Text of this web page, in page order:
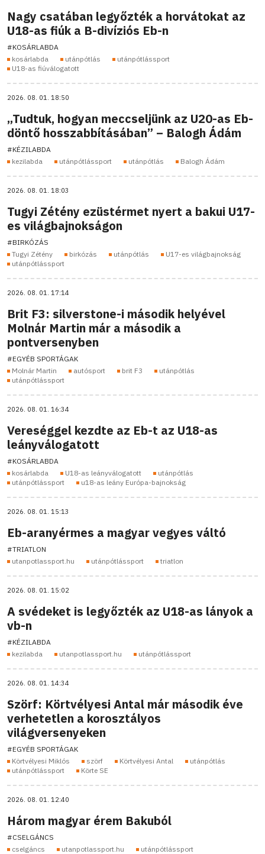
Nagy csatában legyőzték a horvátokat az
U18-as fiúk a B-divíziós Eb-n
#KOSÁRLABDA
kosárlabda
utánpótlás
utánpótlássport
U18-as fiúválogatott
2026. 08. 01. 18:50
„Tudtuk, hogyan meccseljünk az U20-as Eb-
döntő hosszabbításában” – Balogh Ádám
#KÉZILABDA
kezilabda
utánpótlássport utánpótlás Balogh Ádám
2026. 08. 01. 18:03
Tugyi Zétény ezüstérmet nyert a bakui U17-
es világbajnokságon
#BIRKÓZÁS
Tugyi Zétény
birkózás utánpótlás
U17-es világbajnokság
utánpótlássport
2026. 08. 01. 17:14
Brit F3: silverstone-i második helyével
Molnár Martin már a második a
pontversenyben
#EGYÉB SPORTÁGAK
Molnár Martin
autósport brit F3
utánpótlás
utánpótlássport
2026. 08. 01. 16:34
Vereséggel kezdte az Eb-t az U18-as
leányválogatott
#KOSÁRLABDA
kosárlabda
U18-as leányválogatott
utánpótlás
utánpótlássport
u18-as leány Európa-bajnokság
2026. 08. 01. 15:13
Eb-aranyérmes a magyar vegyes váltó
#TRIATLON
utanpotlassport.hu
utánpótlássport triatlon
2026. 08. 01. 15:02
A svédeket is legyőzték az U18-as lányok a
vb-n
#KÉZILABDA
kezilabda
utanpotlassport.hu utánpótlássport
2026. 08. 01. 14:34
Szörf: Körtvélyesi Antal már második éve
verhetetlen a korosztályos
világversenyeken
#EGYÉB SPORTÁGAK
Körtvélyesi Miklós
szörf Körtvélyesi Antal
utánpótlás
utánpótlássport
Körte SE
2026. 08. 01. 12:40
Három magyar érem Bakuból
#CSELGÁNCS
cselgáncs
utanpotlassport.hu utánpótlássport